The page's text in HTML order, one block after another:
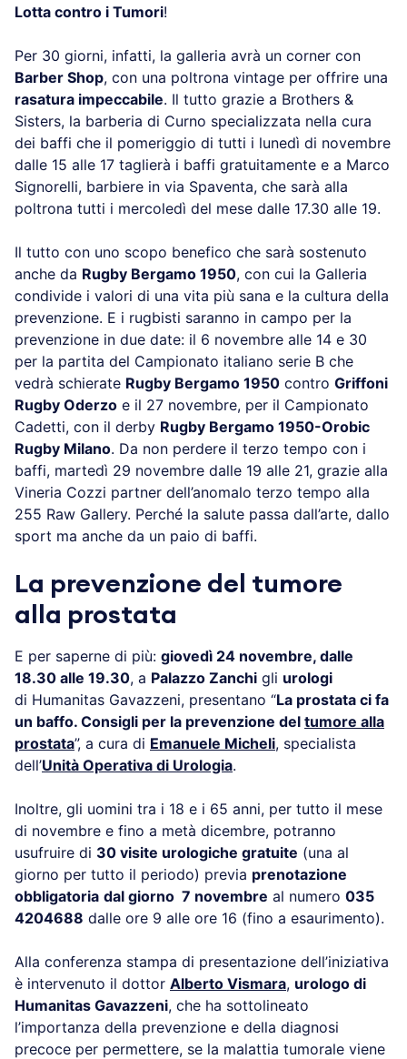
Lotta contro i Tumori!
Per 30 giorni, infatti, la galleria avrà un corner con
Barber Shop, con una poltrona vintage per offrire una
rasatura impeccabile. Il tutto grazie a Brothers &
Sisters, la barberia di Curno specializzata nella cura
dei baffi che il pomeriggio di tutti i lunedì di novembre
dalle 15 alle 17 taglierà i baffi gratuitamente e a Marco
Signorelli, barbiere in via Spaventa, che sarà alla
poltrona tutti i mercoledì del mese dalle 17.30 alle 19.
Il tutto con uno scopo benefico che sarà sostenuto
anche da Rugby Bergamo 1950, con cui la Galleria
condivide i valori di una vita più sana e la cultura della
prevenzione. E i rugbisti saranno in campo per la
prevenzione in due date: il 6 novembre alle 14 e 30
per la partita del Campionato italiano serie B che
vedrà schierate Rugby Bergamo 1950 contro Griffoni
Rugby Oderzo e il 27 novembre, per il Campionato
Cadetti, con il derby Rugby Bergamo 1950-Orobic
Rugby Milano. Da non perdere il terzo tempo con i
baffi, martedì 29 novembre dalle 19 alle 21, grazie alla
Vineria Cozzi partner dell’anomalo terzo tempo alla
255 Raw Gallery. Perché la salute passa dall’arte, dallo
sport ma anche da un paio di baffi.
La prevenzione del tumore
alla prostata
E per saperne di più: giovedì 24 novembre, dalle
18.30 alle 19.30, a Palazzo Zanchi gli urologi
di Humanitas Gavazzeni, presentano “La prostata ci fa
un baffo. Consigli per la prevenzione del tumore alla
prostata”, a cura di Emanuele Micheli, specialista
dell’Unità Operativa di Urologia.
Inoltre, gli uomini tra i 18 e i 65 anni, per tutto il mese
di novembre e fino a metà dicembre, potranno
usufruire di 30 visite urologiche gratuite (una al
giorno per tutto il periodo) previa prenotazione
obbligatoria dal giorno 7 novembre al numero 035
4204688 dalle ore 9 alle ore 16 (fino a esaurimento).
Alla conferenza stampa di presentazione dell’iniziativa
è intervenuto il dottor Alberto Vismara, urologo di
Humanitas Gavazzeni, che ha sottolineato
l’importanza della prevenzione e della diagnosi
precoce per permettere, se la malattia tumorale viene